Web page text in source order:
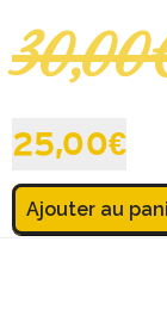
30,00
25,00€
Ajouter au